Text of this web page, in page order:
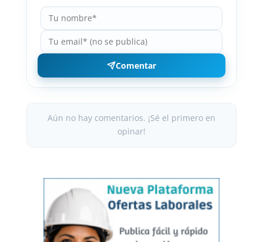
Comentar
Aún no hay comentarios. ¡Sé el primero en
opinar!